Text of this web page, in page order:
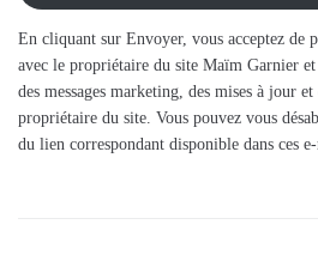
En cliquant sur Envoyer, vous acceptez de
avec le propriétaire du site Maïm Garnier
des messages marketing, des mises à jour
propriétaire du site. Vous pouvez vous
du lien correspondant disponible dans ces e-